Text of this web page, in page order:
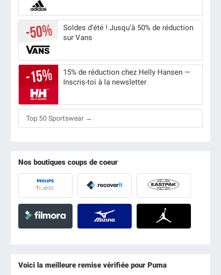
Soldes d’été ! Jusqu’à 50% de réduction
sur Vans
15% de réduction chez Helly Hansen —
Inscris-toi à la newsletter
Top 50 Sportswear →
Nos boutiques coups de coeur
Voici la meilleure remise vérifiée pour Puma